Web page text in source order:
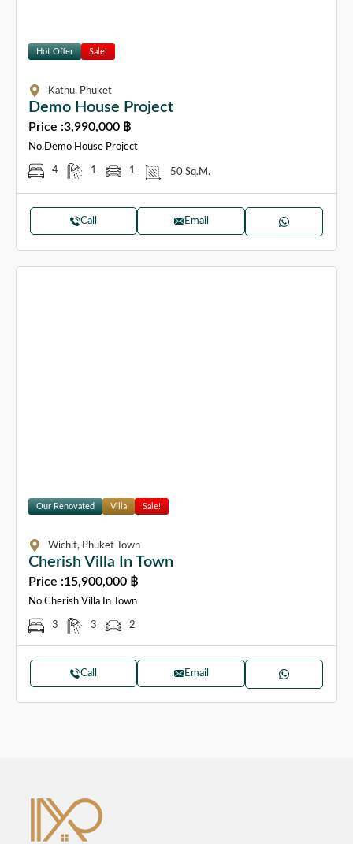
Hot Offer Sale!
Kathu, Phuket
Demo House Project
Price :3,990,000 ฿
No.Demo House Project
4 1 1 50 Sq.M.
Call Email
Our Renovated Villa Sale!
Wichit, Phuket Town
Cherish Villa In Town
Price :15,900,000 ฿
No.Cherish Villa In Town
3 3 2
Call Email